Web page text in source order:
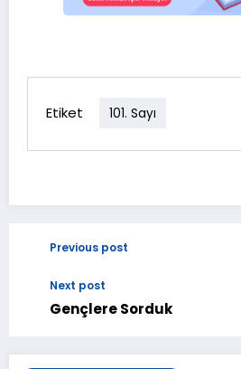
Etiket 101. Sayı
Previous post
Next post
Gençlere Sorduk